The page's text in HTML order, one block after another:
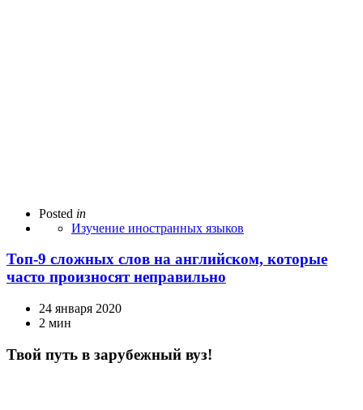
Posted in
Изучение иностранных языков
Топ-9 сложных слов на английском, которые
часто произносят неправильно
24 января 2020
2 мин
Твой путь в зарубежный вуз!